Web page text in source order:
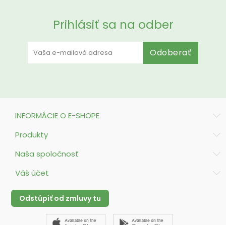
Prihlásiť sa na odber
Odoberať
INFORMÁCIE O E-SHOPE
Produkty
Naša spoločnosť
Váš účet
Odstúpiť od zmluvy tu